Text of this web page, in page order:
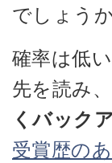
でしょう
確率は低
先を読み、
くバック
受賞歴の